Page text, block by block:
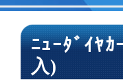
トップページ
ネット販売ページ
ﾆｭｰﾀﾞｲﾔｶ
入)